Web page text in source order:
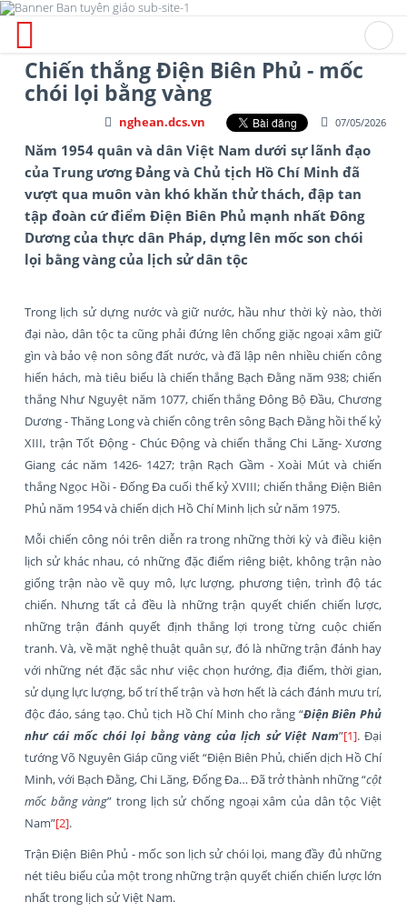
Chiến thắng Điện Biên Phủ - mốc
chói lọi bằng vàng
07/05/2026
nghean.dcs.vn
Năm 1954 quân và dân Việt Nam dưới sự lãnh đạo
của Trung ương Đảng và Chủ tịch Hồ Chí Minh đã
vượt qua muôn vàn khó khăn thử thách, đập tan
tập đoàn cứ điểm Điện Biên Phủ mạnh nhất Đông
Dương của thực dân Pháp, dựng lên mốc son chói
lọi bằng vàng của lịch sử dân tộc
Trong lịch sử dựng nước và giữ nước, hầu như thời kỳ nào, thời
đại nào, dân tộc ta cũng phải đứng lên chống giặc ngoại xâm giữ
gìn và bảo vệ non sông đất nước, và đã lập nên nhiều chiến công
hiển hách, mà tiêu biểu là chiến thắng Bạch Đằng năm 938; chiến
thắng Như Nguyệt năm 1077, chiến thắng Đông Bộ Đầu, Chương
Dương - Thăng Long và chiến công trên sông Bạch Đằng hồi thế kỷ
XIII, trận Tốt Động - Chúc Động và chiến thắng Chi Lăng- Xương
Giang các năm 1426- 1427; trận Rạch Gầm - Xoài Mút và chiến
thắng Ngọc Hồi - Đống Đa cuối thế kỷ XVIII; chiến thắng Điện Biên
Phủ năm 1954 và chiến dịch Hồ Chí Minh lịch sử năm 1975.
Mỗi chiến công nói trên diễn ra trong những thời kỳ và điều kiện
lịch sử khác nhau, có những đặc điểm riêng biệt, không trận nào
giống trận nào về quy mô, lực lượng, phương tiện, trình độ tác
chiến. Nhưng tất cả đều là những trận quyết chiến chiến lược,
những trận đánh quyết định thắng lợi trong từng cuộc chiến
tranh. Và, về mặt nghệ thuật quân sự, đó là những trận đánh hay
với những nét đặc sắc như việc chọn hướng, địa điểm, thời gian,
sử dụng lực lượng, bố trí thế trận và hơn hết là cách đánh mưu trí,
độc đáo, sáng tạo. Chủ tịch Hồ Chí Minh cho rằng “Điện Biên Phủ
như cái mốc chói lọi bằng vàng của lịch sử Việt Nam”[1]. Đại
tướng Võ Nguyên Giáp cũng viết “Điện Biên Phủ, chiến dịch Hồ Chí
Minh, với Bạch Đằng, Chi Lăng, Đống Đa… Đã trở thành những “cột
mốc bằng vàng” trong lịch sử chống ngoại xâm của dân tộc Việt
Nam”[2].
Trận Điện Biên Phủ - mốc son lịch sử chói lọi, mang đầy đủ những
nét tiêu biểu của một trong những trận quyết chiến chiến lược lớn
nhất trong lịch sử Việt Nam.